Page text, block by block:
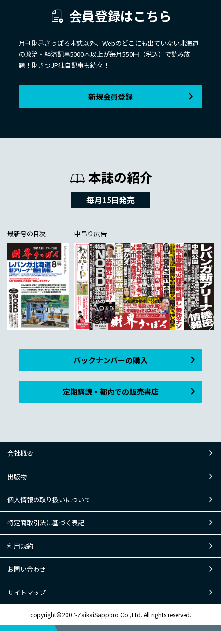
会員登録はこちら
月刊財界さっぽろ本誌以外、Webのどこにも出ていない北海道
の政治・経済記事5000本以上が毎月550円（税込）で読み放
題！財さつJP独自記事も続々！
新規会員登録
本誌の紹介
毎月15日発売
最新号の目次 中吊り広告
バックナンバーの購入
定期購読・都内での販売書店
会社概要
出版物
個人情報の取り扱いについて
特定商取引法に基づく表記
利用規約
お問い合わせ
サイトマップ
copyright©2007-ZaikaiSapporo Co.,Ltd. All rights reserved.